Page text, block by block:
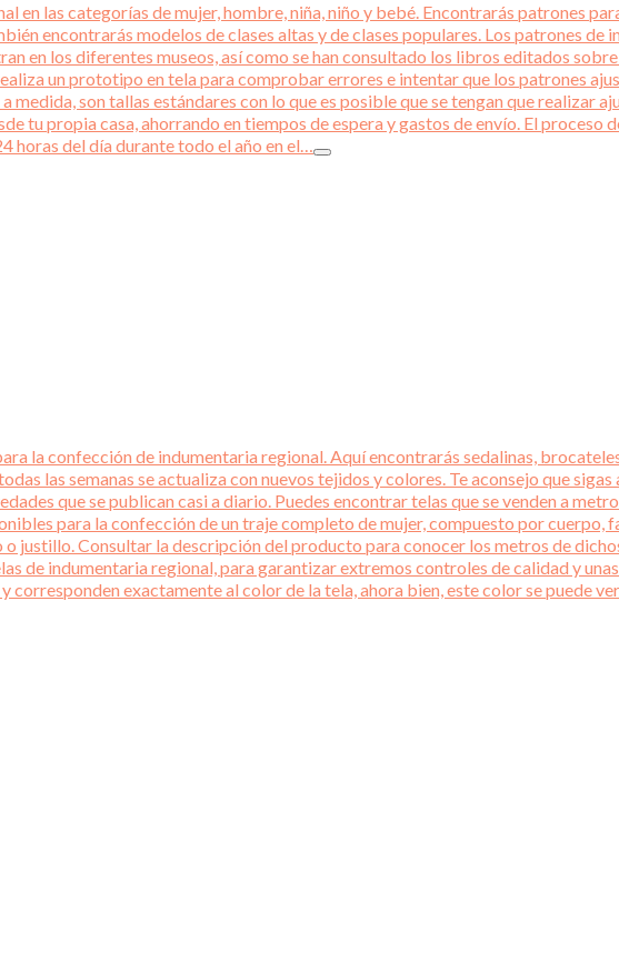
en las categorías de mujer, hombre, niña, niño y bebé. Encontrarás patrones
encontrarás modelos de clases altas y de clases populares. Los patrones
en los diferentes museos, así como se han consultado los libros editados
un prototipo en tela para comprobar errores e intentar que los patrones
son tallas estándares con lo que es posible que se tengan que realizar
tu propia casa, ahorrando en tiempos de espera y gastos de envío. El proceso
horas del día durante todo el año en el…
la confección de indumentaria regional. Aquí encontrarás sedalinas,
las semanas se actualiza con nuevos tejidos y colores. Te aconsejo que
que se publican casi a diario. Puedes encontrar telas que se venden a
para la confección de un traje completo de mujer, compuesto por cuerpo,
justillo. Consultar la descripción del producto para conocer los metros de
de indumentaria regional, para garantizar extremos controles de calidad y
exactamente al color de la tela, ahora bien, este color se puede